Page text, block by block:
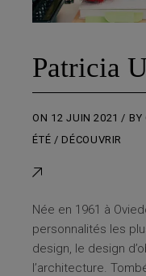
Patricia
ON 12 JUIN 2021 BY
ÉTÉ
DÉCOUVRIR
Née en 1961 à
personnalités les
design, le design
l’architecture.